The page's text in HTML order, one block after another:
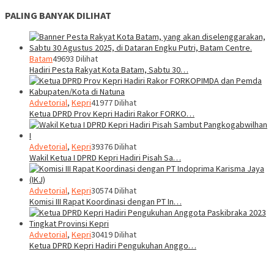
PALING BANYAK DILIHAT
Batam49693 Dilihat
Hadiri Pesta Rakyat Kota Batam, Sabtu 30…
Advetorial, Kepri41977 Dilihat
Ketua DPRD Prov Kepri Hadiri Rakor FORKO…
Advetorial, Kepri39376 Dilihat
Wakil Ketua I DPRD Kepri Hadiri Pisah Sa…
Advetorial, Kepri30574 Dilihat
Komisi III Rapat Koordinasi dengan PT In…
Advetorial, Kepri30419 Dilihat
Ketua DPRD Kepri Hadiri Pengukuhan Anggo…